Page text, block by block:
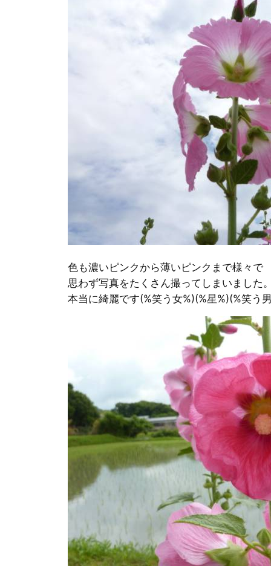
色も濃いピンクから薄いピンクまで様々で
思わず写真をたくさん撮ってしまいました
本当に綺麗です(%笑う女%)(%星%)(%笑う